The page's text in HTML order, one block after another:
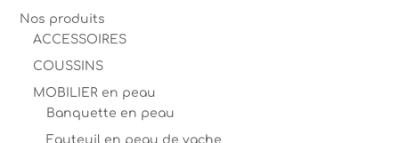
Nos produits
ACCESSOIRES
COUSSINS
MOBILIER en peau
Banquette en peau
Fauteuil en peau de vache